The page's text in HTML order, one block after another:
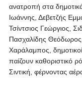
ανατροπή στα
Ιωάννης, Δεβετζής
Τσίντσιος Γεώργιος,
Πασχαλίδης
Χαράλαμπος,
παίζουν καθοριστικό
Σιντική, φέρνοντας